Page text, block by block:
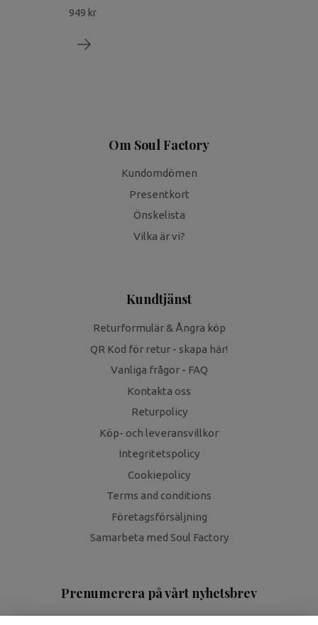
949 kr
Om Soul Factory
Kundomdömen
Presentkort
Önskelista
Vilka är vi?
Kundtjänst
Returformulär & Ångra köp
QR Kod för retur - skapa här!
Vanliga frågor - FAQ
Kontakta oss
Returpolicy
Köp- och leveransvillkor
Integritetspolicy
Cookiepolicy
Terms and conditions
Företagsförsäljning
Samarbeta med Soul Factory
Prenumerera på vårt nyhetsbrev